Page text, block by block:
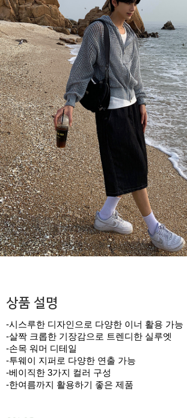
상품 설명
-시스루한 디자인으로 다양한 이너 활용 가능
-살짝 크롭한 기장감으로 트렌디한 실루엣
-손목 워머 디테일
-투웨이 지퍼로 다양한 연출 가능
-베이직한 3가지 컬러 구성
-한여름까지 활용하기 좋은 제품